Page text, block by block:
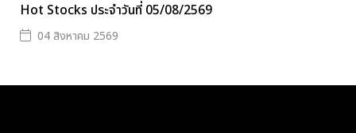
Hot Stocks ประจำวันที่ 05/08/2569
04 สิงหาคม 2569